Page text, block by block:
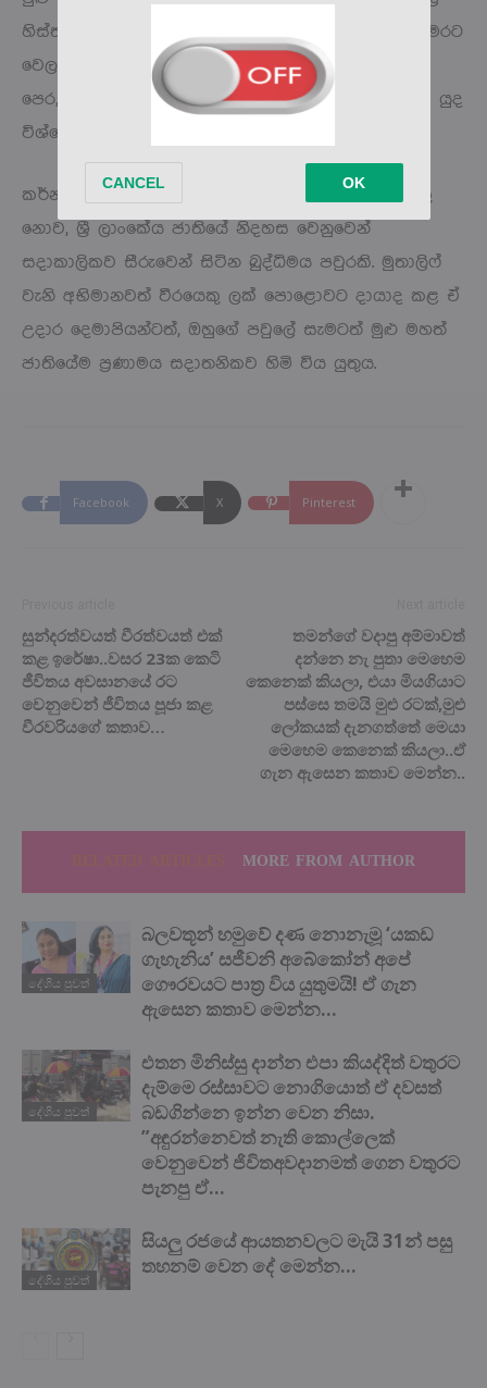
හිස්තැනක් විය. ඔහු තවදුරටත් ජීවත්ව සිටියේ නම්, මෙරට
වෙලාගත් ශාපලත් යුද්ධය මීට වඩා බොහෝ කලකට
පෙර, අඩු ජීවිත හානියකින් අවසන් වීමට ඉඩ තිබූ බව යුද
විශ්ලේෂකයන් අදටත් පවසන්නේ දැඩි කනගාටුවෙනි.
කර්නල් තුවාන් නිසාම් මුතාලිෆ් යනු මියගිය සෙබළෙකු
නොව, ශ්‍රී ලාංකේය ජාතියේ නිදහස වෙනුවෙන්
සදාකාලිකව සීරුවෙන් සිටින බුද්ධිමය පවුරකි. මුතාලිෆ්
වැනි අභිමානවත් වීරයෙකු ලක් පොළොවට දායාද කළ ඒ
උදාර දෙමාපියන්ටත්, ඔහුගේ පවුලේ සැමටත් මුළු මහත්
ජාතියේම ප්‍රණාමය සදාතනිකව හිමි විය යුතුය.
Facebook X Pinterest
සුන්දරත්වයත් වීරත්වයත් එක්
කළ ඉරේෂා..වසර 23ක කෙටි
ජීවිතය අවසානයේ රට
වෙනුවෙන් ජීවිතය පූජා කළ
වීරවරියගේ කතාව…
තමන්ගේ වදාපු අම්මාවත්
දන්නෙ නැ පුතා මෙහෙම
කෙනෙක් කියලා, එයා මියගියාට
පස්සෙ තමයි මුළු රටක්,මුළු
ලෝකයක් දැනගත්තේ මෙයා
මෙහෙම කෙනෙක් කියලා..ඒ
ගැන ඇසෙන කතාව මෙන්න..
MORE FROM AUTHOR
දේශිය පුවත්
බලවතූන් හමුවේ දණ නොනැමූ ‘යකඩ
ගැහැනිය’ සජීවනි අබේකෝන් අපේ
ගෞරවයට පාත්‍ර විය යුතුමයි! ඒ ගැන
ඇසෙන කතාව මෙන්න…
දේශිය පුවත්
එතන මිනිස්සු දාන්න එපා කියද්දිත් වතුරට
දැම්මෙ රස්සාවට නොගියොත් ඒ දවසත්
බඩගින්නෙ ඉන්න වෙන නිසා.
”අඳුරන්නෙවත් නැති කොල්ලෙක්
වෙනුවෙන් ජිවිතඅවදානමත් ගෙන වතුරට
පැනපු ඒ...
දේශිය පුවත්
සියලු රජයේ ආයතනවලට මැයි 31න් පසු
තහනම් වෙන දේ මෙන්න…